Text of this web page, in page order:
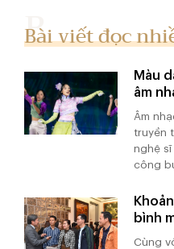
Bài viết đọc
Màu
âm
Âm
truyền
nghệ
công
bình
Cùng